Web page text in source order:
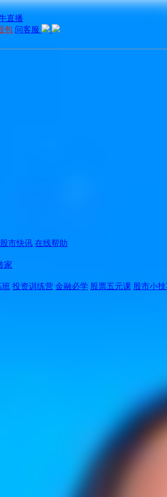
包 问客服
股市快讯 在线帮助
家
班 投资训练营 金融必学 股票五元课 股市小